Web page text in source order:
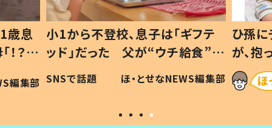
歳息
？」
編集部
小1から不登校、息子は「ギフテ
ッド」だった 父が“ウチ給食”を
作り続ける理由とは #令和の親
#令和の子
SNSで話題 ほ・とせなNEWS編集部
ひ孫
が、
「涙が
い」